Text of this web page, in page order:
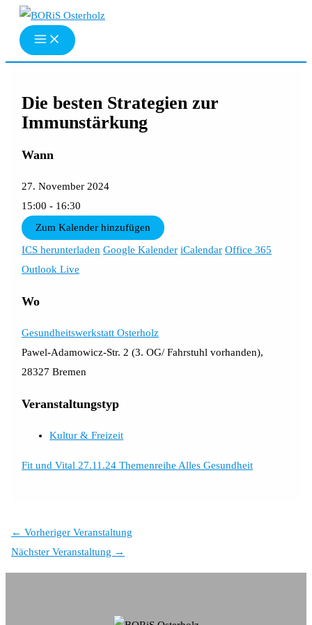
Zum
Inhalt
springen
Die besten Strategien zur
Immunstärkung
Wann
27. November 2024
15:00 - 16:30
Zum Kalender hinzufügen
ICS herunterladen Google Kalender iCalendar Office 365
Outlook Live
Wo
Gesundheitswerkstatt Osterholz
Pawel-Adamowicz-Str. 2 (3. OG/ Fahrstuhl vorhanden),
28327 Bremen
Veranstaltungstyp
Kultur & Freizeit
Fit und Vital 27.11.24 Themenreihe Alles Gesundheit
← Vorheriger Veranstaltung
Nächster Veranstaltung →